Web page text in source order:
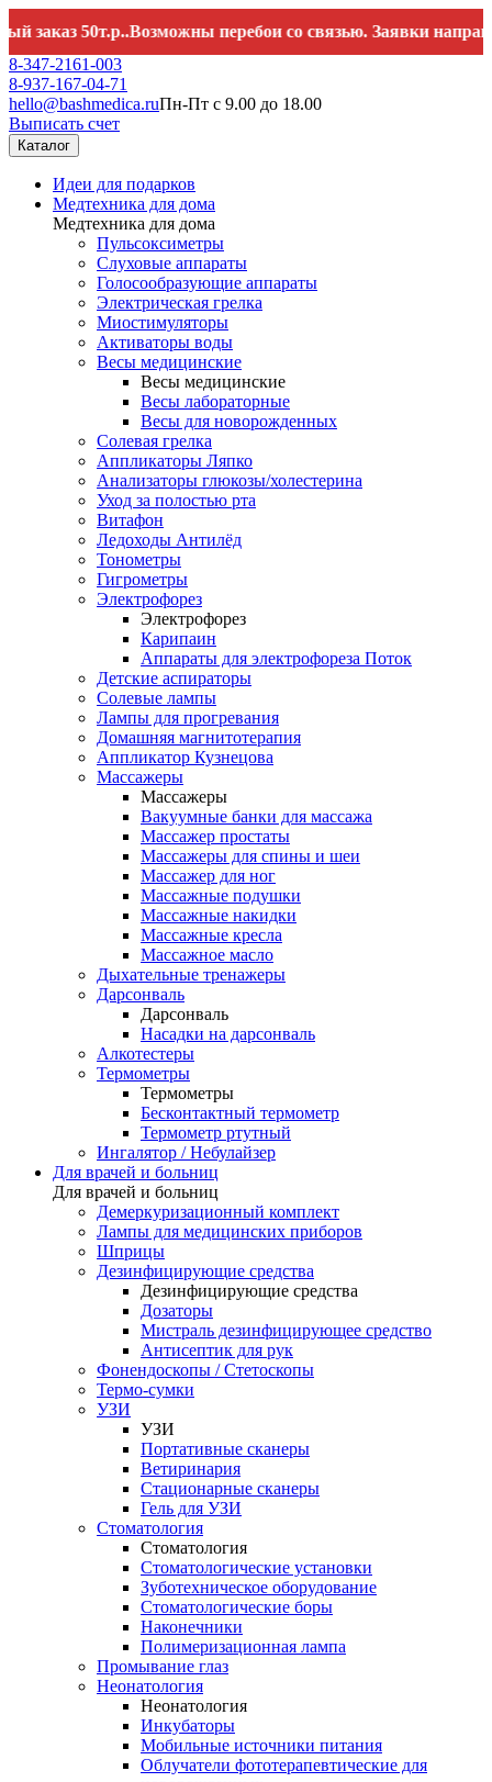
50т.р..Возможны перебои со связью. Заявки
8-347-2161-003
8-937-167-04-71
hello@bashmedica.ruПн-Пт с 9.00 до 18.00
Выписать счет
Каталог
Идеи для подарков
Медтехника для дома
Медтехника для дома
Пульсоксиметры
Слуховые аппараты
Голосообразующие аппараты
Электрическая грелка
Миостимуляторы
Активаторы воды
Весы медицинские
Весы медицинские
Весы лабораторные
Весы для новорожденных
Солевая грелка
Аппликаторы Ляпко
Анализаторы глюкозы/холестерина
Уход за полостью рта
Витафон
Ледоходы Антилёд
Тонометры
Гигрометры
Электрофорез
Электрофорез
Карипаин
Аппараты для электрофореза Поток
Детские аспираторы
Солевые лампы
Лампы для прогревания
Домашняя магнитотерапия
Аппликатор Кузнецова
Массажеры
Массажеры
Вакуумные банки для массажа
Массажер простаты
Массажеры для спины и шеи
Массажер для ног
Массажные подушки
Массажные накидки
Массажные кресла
Массажное масло
Дыхательные тренажеры
Дарсонваль
Дарсонваль
Насадки на дарсонваль
Алкотестеры
Термометры
Термометры
Бесконтактный термометр
Термометр ртутный
Ингалятор / Небулайзер
Для врачей и больниц
Для врачей и больниц
Демеркуризационный комплект
Лампы для медицинских приборов
Шприцы
Дезинфицирующие средства
Дезинфицирующие средства
Дозаторы
Мистраль дезинфицирующее средство
Антисептик для рук
Фонендоскопы / Стетоскопы
Термо-сумки
УЗИ
УЗИ
Портативные сканеры
Ветиринария
Стационарные сканеры
Гель для УЗИ
Стоматология
Стоматология
Стоматологические установки
Зуботехническое оборудование
Стоматологические боры
Наконечники
Полимеризационная лампа
Промывание глаз
Неонатология
Неонатология
Инкубаторы
Мобильные источники питания
Облучатели фототерапевтические для